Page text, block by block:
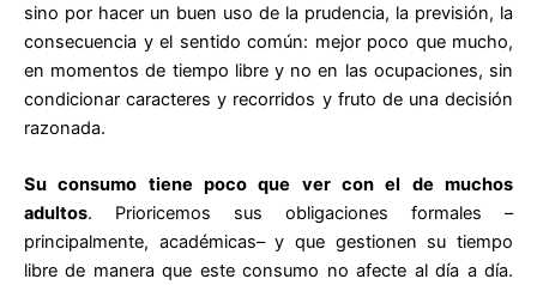
sino por hacer un buen uso de la prudencia, la previsión, la
consecuencia y el sentido común: mejor poco que mucho,
en momentos de tiempo libre y no en las ocupaciones, sin
condicionar caracteres y recorridos y fruto de una decisión
razonada.
Su consumo tiene poco que ver con el de muchos
adultos. Prioricemos sus obligaciones formales –
principalmente, académicas– y que gestionen su tiempo
libre de manera que este consumo no afecte al día a día.